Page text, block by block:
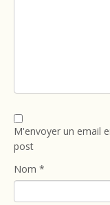
M'envoyer un email
post
Nom *